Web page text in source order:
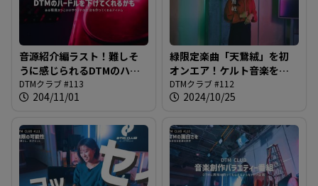
音源紹介編ラスト！難しそ
うに感じられるDTMのハー
ドルをもしかしたら下げて
くれるかもしれないアイテ
DTMクラブ #113
204/11/01
緑限定楽曲「天鵞絨」を初
オンエア！ケルト音楽をベ
ースにした独特のリズム＆
特殊なコーラス音源に注目
DTMクラブ #112
2024/10/25